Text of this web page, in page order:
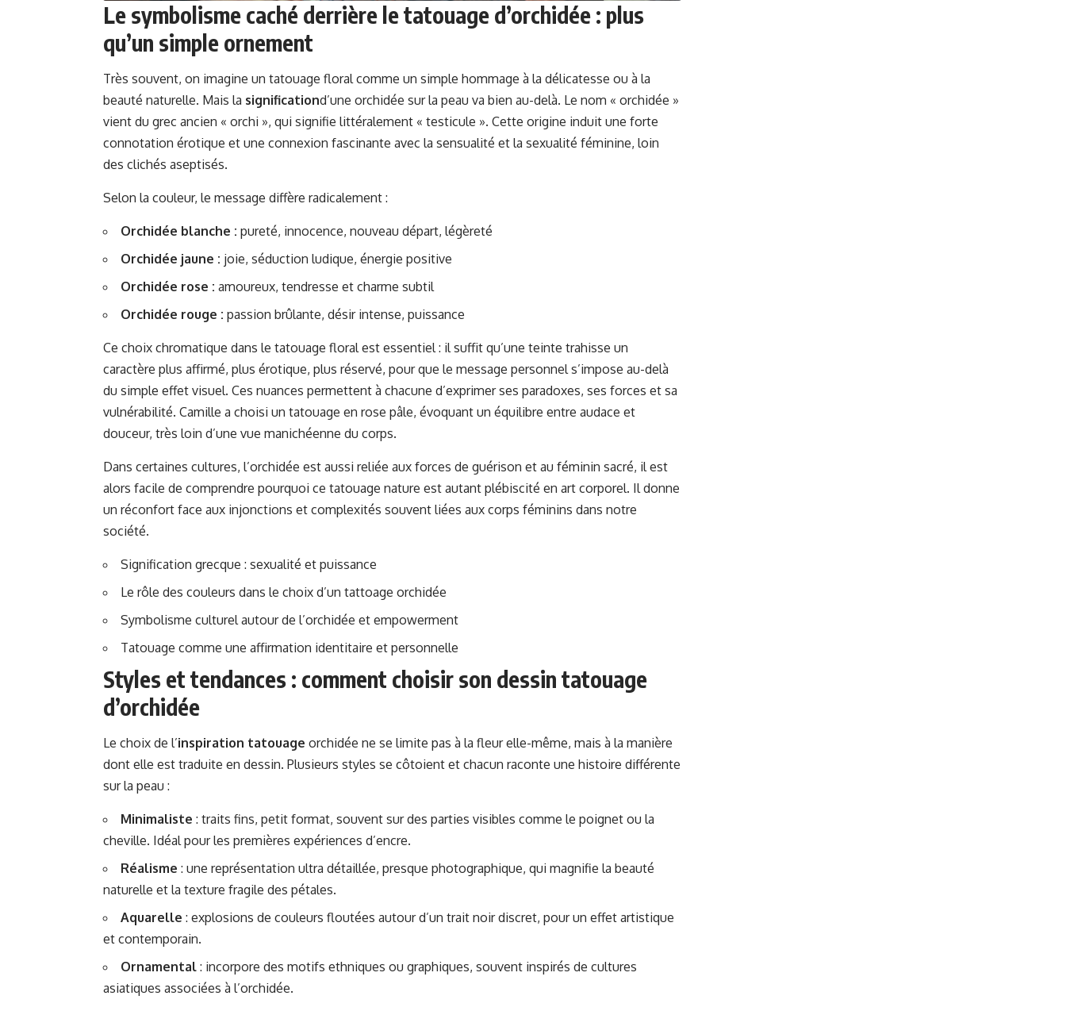
Le symbolisme caché derrière le tatouage d’orchidée : plus
qu’un simple ornement
Très souvent, on imagine un tatouage floral comme un simple hommage à la délicatesse ou à la
beauté naturelle. Mais la significationd’une orchidée sur la peau va bien au-delà. Le nom « orchidée »
vient du grec ancien « orchi », qui signifie littéralement « testicule ». Cette origine induit une forte
connotation érotique et une connexion fascinante avec la sensualité et la sexualité féminine, loin
des clichés aseptisés.
Selon la couleur, le message diffère radicalement :
Orchidée blanche : pureté, innocence, nouveau départ, légèreté
Orchidée jaune : joie, séduction ludique, énergie positive
Orchidée rose : amoureux, tendresse et charme subtil
Orchidée rouge : passion brûlante, désir intense, puissance
Ce choix chromatique dans le tatouage floral est essentiel : il suffit qu’une teinte trahisse un
caractère plus affirmé, plus érotique, plus réservé, pour que le message personnel s’impose au-delà
du simple effet visuel. Ces nuances permettent à chacune d’exprimer ses paradoxes, ses forces et sa
vulnérabilité. Camille a choisi un tatouage en rose pâle, évoquant un équilibre entre audace et
douceur, très loin d’une vue manichéenne du corps.
Dans certaines cultures, l’orchidée est aussi reliée aux forces de guérison et au féminin sacré, il est
alors facile de comprendre pourquoi ce tatouage nature est autant plébiscité en art corporel. Il donne
un réconfort face aux injonctions et complexités souvent liées aux corps féminins dans notre
société.
Signification grecque : sexualité et puissance
Le rôle des couleurs dans le choix d’un tattoage orchidée
Symbolisme culturel autour de l’orchidée et empowerment
Tatouage comme une affirmation identitaire et personnelle
Styles et tendances : comment choisir son dessin tatouage
d’orchidée
Le choix de l’inspiration tatouage orchidée ne se limite pas à la fleur elle-même, mais à la manière
dont elle est traduite en dessin. Plusieurs styles se côtoient et chacun raconte une histoire différente
sur la peau :
Minimaliste : traits fins, petit format, souvent sur des parties visibles comme le poignet ou la
cheville. Idéal pour les premières expériences d’encre.
Réalisme : une représentation ultra détaillée, presque photographique, qui magnifie la beauté
naturelle et la texture fragile des pétales.
Aquarelle : explosions de couleurs floutées autour d’un trait noir discret, pour un effet artistique
et contemporain.
Ornamental : incorpore des motifs ethniques ou graphiques, souvent inspirés de cultures
asiatiques associées à l’orchidée.